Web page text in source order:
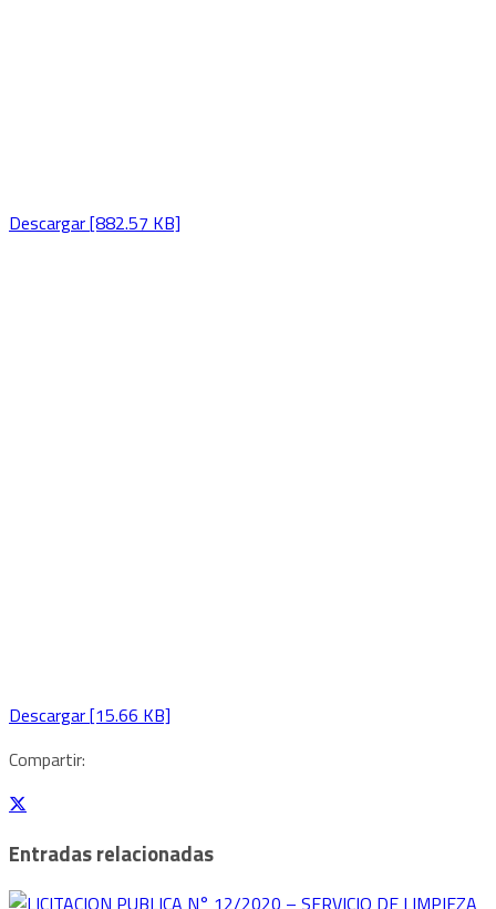
Descargar [882.57 KB]
Descargar [15.66 KB]
Compartir:
Entradas relacionadas